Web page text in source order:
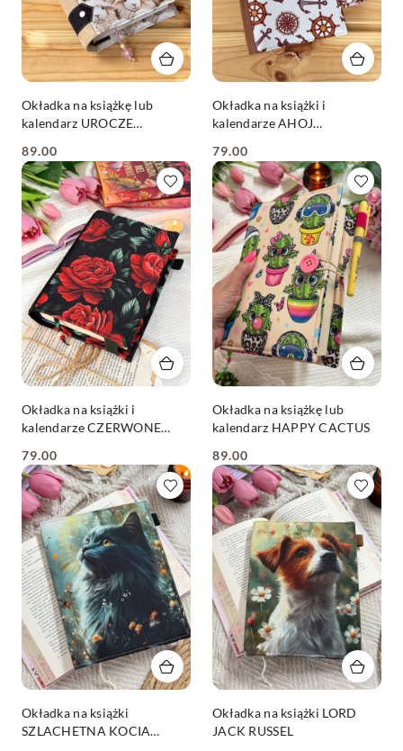
Okładka na książkę lub
kalendarz UROCZE
Cena:
89.00
Okładka na książki i
kalendarze AHOJ
Cena:
79.00
Okładka na książki i
kalendarze CZERWONE
Cena:
79.00
Okładka na książkę lub
kalendarz HAPPY CACTUS
Cena:
89.00
Okładka na książki
SZLACHETNA KOCIA
Okładka na książki LORD
JACK RUSSEL